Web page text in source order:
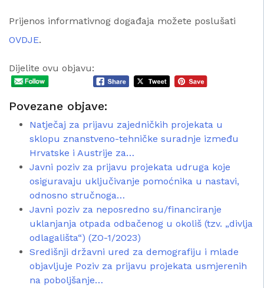
Prijenos informativnog događaja možete poslušati
OVDJE.
Dijelite ovu objavu:
Povezane objave:
Natječaj za prijavu zajedničkih projekata u
sklopu znanstveno-tehničke suradnje između
Hrvatske i Austrije za…
Javni poziv za prijavu projekata udruga koje
osiguravaju uključivanje pomoćnika u nastavi,
odnosno stručnoga…
Javni poziv za neposredno su/financiranje
uklanjanja otpada odbačenog u okoliš (tzv. „divlja
odlagališta“) (ZO-1/2023)
Središnji državni ured za demografiju i mlade
objavljuje Poziv za prijavu projekata usmjerenih
na poboljšanje…